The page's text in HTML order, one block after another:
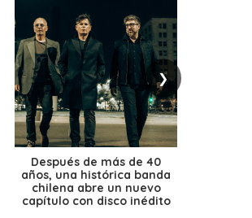
❯
Después de más de 40
años, una histórica banda
chilena abre un nuevo
capítulo con disco inédito